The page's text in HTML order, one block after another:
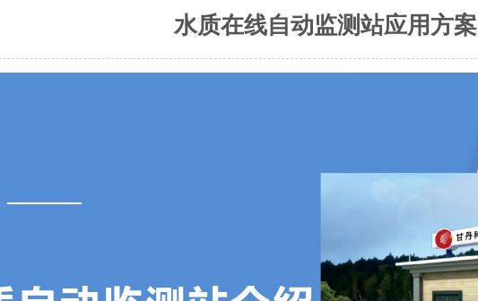
水质在线自动监测站应用方案